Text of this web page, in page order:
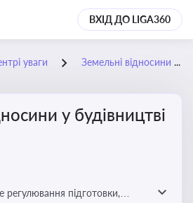
ВХІД ДО LIGA360
уваги Земельні відносини у будівництві
у будівництві
підготовки,